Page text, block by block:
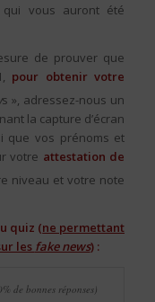
vous auront été
de prouver que
pour obtenir votre
s », adressez-nous un
la capture d’écran
que vos prénoms et
votre attestation de
niveau et votre note
quiz (ne permettant
les fake news) :
de bonnes réponses)